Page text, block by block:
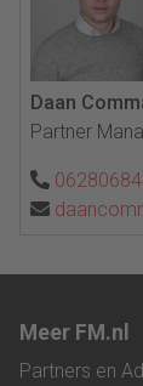
Daan
Partner
Meer FM.nl
Partners en